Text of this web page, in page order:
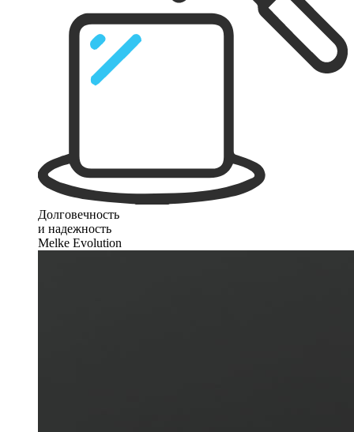
Долговечность
и надежность
Melke Evolution